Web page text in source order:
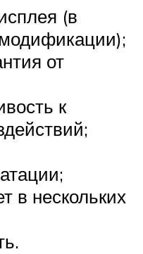
(в
от
к
в нескольких